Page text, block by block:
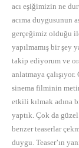
acı eşiğimizin ne
acıma duygusunun
gerçeğimiz olduğu
yapılmamış bir şey
takip ediyorum ve
anlatmaya
sinema filminin
etkili kılmak adına
yaptık. Çok da
benzer teaserlar
duygu. Teaser’ın